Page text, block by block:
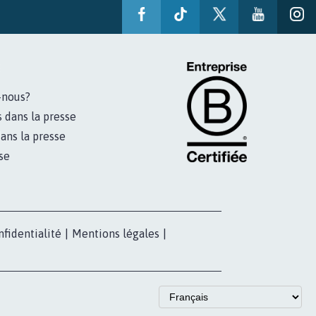
la presse
la presse
Mentions légales